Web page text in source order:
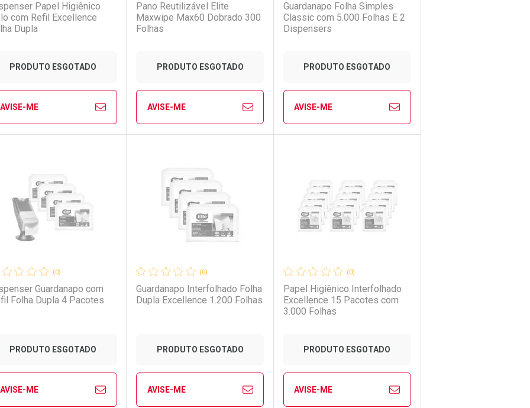
Ver Desconto Convênio Ver Desconto Convênio Ver Desconto Convênio
Papel Higiênico
com Refil Excellence
Dupla
PRODUTO ESGOTADO
AVISE-ME
Ver Desconto Convênio
Menos
Pano Reutilizável Elite
Maxwipe Max60 Dobrado 300
Folhas
PRODUTO ESGOTADO
AVISE-ME
Laboratório
Ver Desconto Convênio
Por Menos
Guardanapo Folha Simples
Classic com 5.000 Folhas E 2
Dispensers
PRODUTO ESGOTADO
AVISE-ME
Laboratório
Ver Desconto Convênio
Por Menos
(0)
Guardanapo com
Folha Dupla 4 Pacotes
PRODUTO ESGOTADO
AVISE-ME
(0)
Guardanapo Interfolhado Folha
Dupla Excellence 1.200 Folhas
PRODUTO ESGOTADO
AVISE-ME
(0)
Papel Higiênico Interfolhado
Excellence 15 Pacotes com
3.000 Folhas
PRODUTO ESGOTADO
AVISE-ME